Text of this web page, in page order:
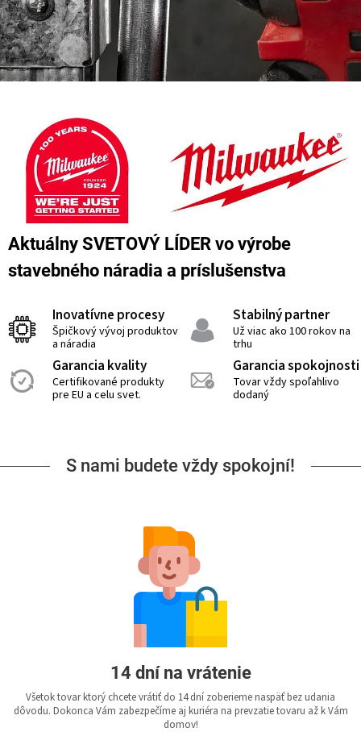
Aktuálny SVETOVÝ LÍDER vo výrobe
stavebného náradia a príslušenstva
Inovatívne procesy
Špičkový vývoj produktov
a náradia
Stabilný partner
Už viac ako 100 rokov na
trhu
Garancia kvality
Certifikované produkty
pre EU a celu svet.
Garancia spokojnosti
Tovar vždy spoľahlivo
dodaný
S nami budete vždy spokojní!
14 dní na vrátenie
Všetok tovar ktorý chcete vrátiť do 14 dní zoberieme naspäť bez udania
dôvodu. Dokonca Vám zabezpečíme aj kuriéra na prevzatie tovaru až k Vám
domov!